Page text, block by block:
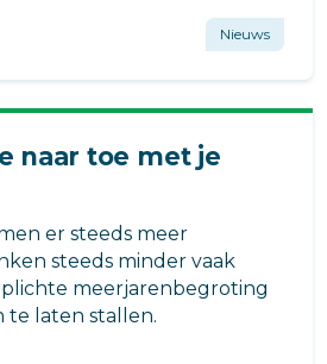
Nieuws
naar toe met je
er steeds meer
steeds minder vaak
meerjarenbegroting
te laten stallen.